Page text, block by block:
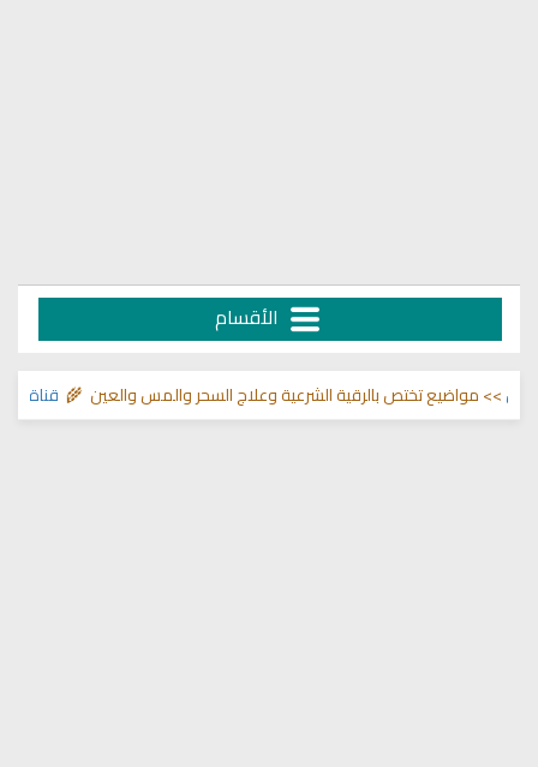
الأقسام
قناة وشفاءتختص بالرقية الشرعية وعلاج السحر والمس والعين 🌾